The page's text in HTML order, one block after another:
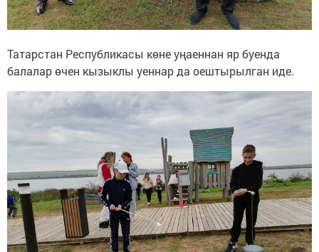
Татарстан Республикасы көне уңаеннан яр буенда
балалар өчен кызыклы уеннар да оештырылган иде.